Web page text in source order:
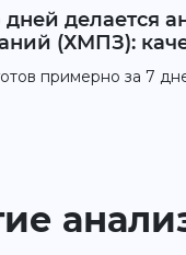
делается
(ХМПЗ):
примерно за 7